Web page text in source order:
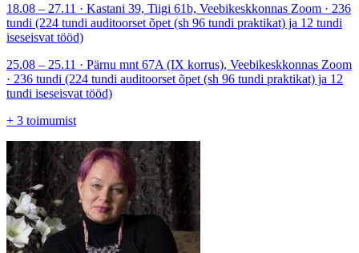
18.08 – 27.11 · Kastani 39, Tiigi 61b, Veebikeskkonnas Zoom · 236
tundi (224 tundi auditoorset õpet (sh 96 tundi praktikat) ja 12 tundi
iseseisvat tööd)
25.08 – 25.11 · Pärnu mnt 67A (IX korrus), Veebikeskkonnas Zoom
· 236 tundi (224 tundi auditoorset õpet (sh 96 tundi praktikat) ja 12
tundi iseseisvat tööd)
+ 3 toimumist